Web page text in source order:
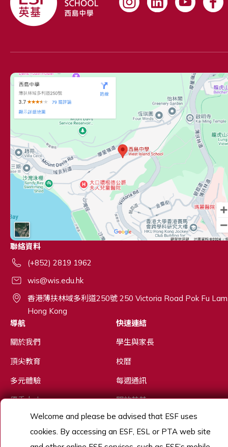
聯絡資料
(+852) 2819 1962
wis@wis.edu.hk
香港薄扶林域多利道250號 250 Victoria Road Pok Fu
Hong Kong
導航
關於我們
頂尖教育
多元體驗
優秀人才
快速連結
學生與家長
校曆
每週通訊
關於英基
英基探新
Welcome and please be advised that ESF uses
cookies. By accessing an ESF, ESL or PTA web site